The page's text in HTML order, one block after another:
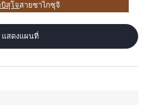
บิสุโจสายซาไกซุจิ
แสดงแผนที่